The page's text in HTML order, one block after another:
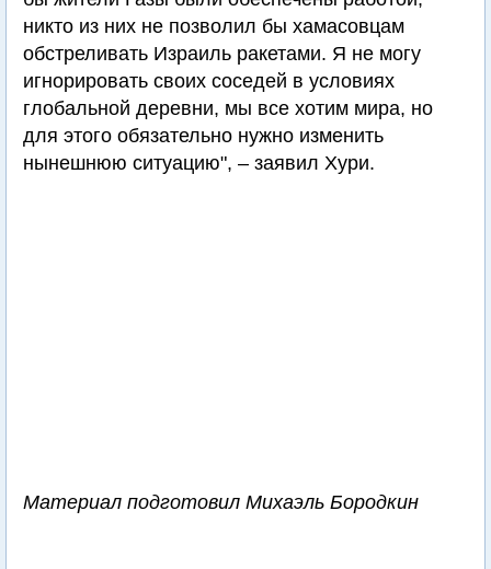
никто из них не позволил бы хамасовцам
обстреливать Израиль ракетами. Я не могу
игнорировать своих соседей в условиях
глобальной деревни, мы все хотим мира, но
для этого обязательно нужно изменить
нынешнюю ситуацию", – заявил Хури.
Материал подготовил Михаэль Бородкин